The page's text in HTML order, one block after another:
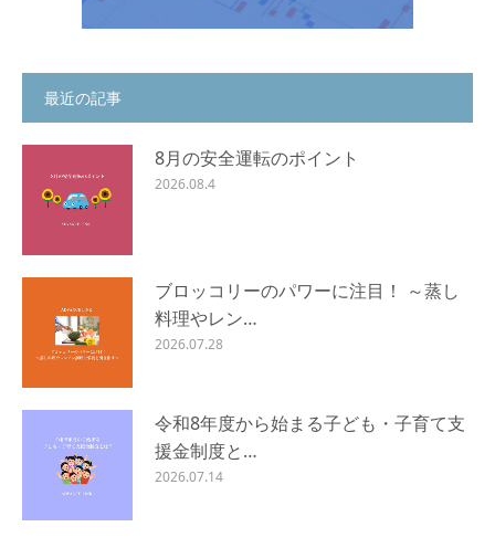
最近の記事
8月の安全運転のポイント
2026.08.4
ブロッコリーのパワーに注目！ ～蒸し
料理やレン…
2026.07.28
令和8年度から始まる子ども・子育て支
援金制度と…
2026.07.14